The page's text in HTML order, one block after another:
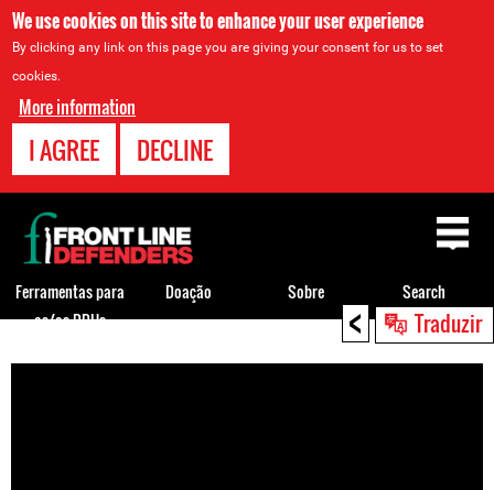
We use cookies on this site to enhance your user experience
By clicking any link on this page you are giving your consent for us to set
cookies.
More information
I AGREE DECLINE
< Traduzir
to
Back
to
top
Ferramentas para
os/as DDHs
Doação Sobre Search